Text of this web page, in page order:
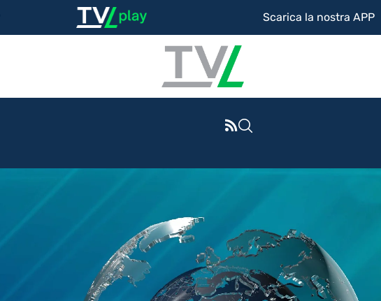
Scarica la nostra APP